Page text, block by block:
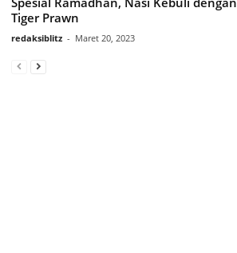
Tiger Prawn
redaksiblitz - Maret 20, 2023